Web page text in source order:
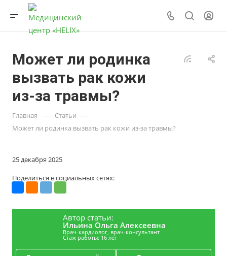
Может ли родинка
вызвать рак кожи
из-за травмы?
Главная — Статьи —
Может ли родинка вызвать рак кожи из-за травмы?
25 декабря 2025
Поделиться в социальных сетях:
Автор статьи:
Ильина Ольга Алексеевна
Врач-кардиолог, врач-консультант
Стаж работы: 16 лет